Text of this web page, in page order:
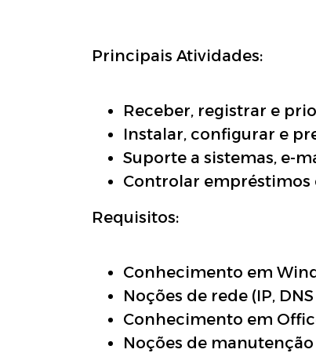
Principais Atividades:
Receber, registrar e
Instalar, configurar e
Suporte a sistemas, e-
Controlar empréstimos
Requisitos:
Conhecimento em
Noções de rede (IP,
Conhecimento em
Noções de